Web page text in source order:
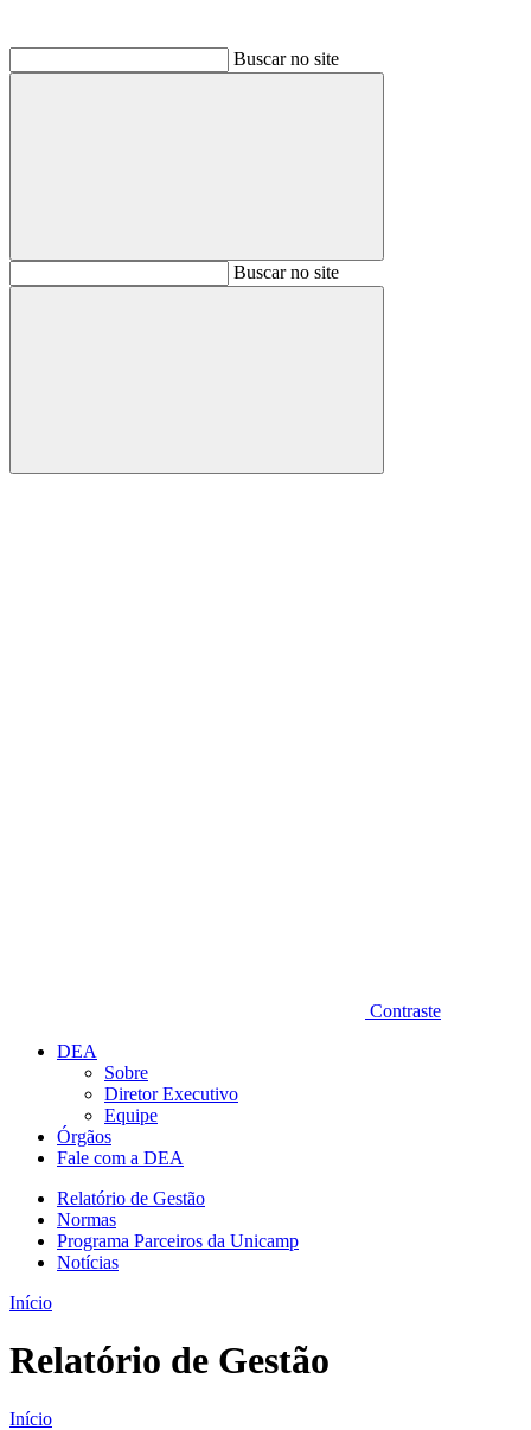
Buscar no site
BuscarBuscar no site
Buscar
Contraste
DEA
Sobre
Diretor Executivo
Equipe
Órgãos
Fale com a DEA
Relatório de Gestão
Normas
Programa Parceiros da Unicamp
Notícias
Início
Relatório de Gestão
Início